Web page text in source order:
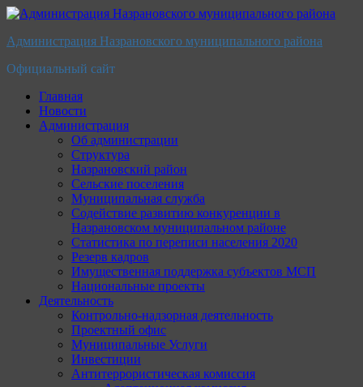
Перейти
содержимому
Администрация Назрановского муниципального района
Официальный сайт
Главная
Новости
Администрация
Об администрации
Структура
Назрановский район
Сельские поселения
Муниципальная служба
Содействие развитию конкуренции в
Назрановском муниципальном районе
Статистика по переписи населения 2020
Резерв кадров
Имущественная поддержка субъектов МСП
Национальные проекты
Деятельность
Контрольно-надзорная деятельность
Проектный офис
Муниципальные Услуги
Инвестиции
Антитеррористическая комиссия